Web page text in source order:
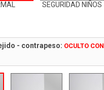
SEGURIDAD NIÑOS
- contrapeso: OCULTO CON